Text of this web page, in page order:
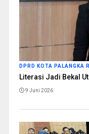
DPRD KOTA PALANGKA
Literasi Jadi Bekal
9 Juni 2026